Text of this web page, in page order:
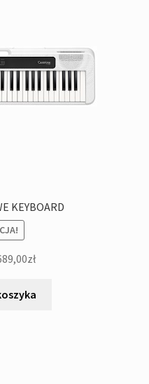
KEYBOARD
złAktualna
wynosi: